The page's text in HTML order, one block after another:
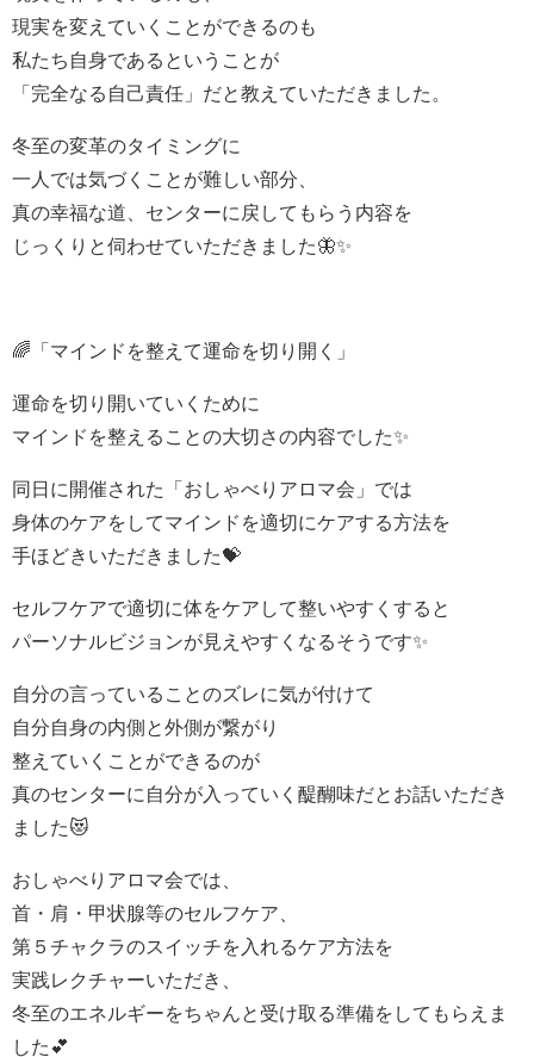
現実を変えていくことができるのも
私たち自身であるということが
「完全なる自己責任」だと教えていただきました。
冬至の変革のタイミングに
一人では気づくことが難しい部分、
真の幸福な道、センターに戻してもらう内容を
じっくりと伺わせていただきました🦋✨
🌈「マインドを整えて運命を切り開く」
運命を切り開いていくために
マインドを整えることの大切さの内容でした✨
同日に開催された「おしゃべりアロマ会」では
身体のケアをしてマインドを適切にケアする方法を
手ほどきいただきました💝
セルフケアで適切に体をケアして整いやすくすると
パーソナルビジョンが見えやすくなるそうです✨
自分の言っていることのズレに気が付けて
自分自身の内側と外側が繋がり
整えていくことができるのが
真のセンターに自分が入っていく醍醐味だとお話いただき
ました😻
おしゃべりアロマ会では、
首・肩・甲状腺等のセルフケア、
第５チャクラのスイッチを入れるケア方法を
実践レクチャーいただき、
冬至のエネルギーをちゃんと受け取る準備をしてもらえま
した💕